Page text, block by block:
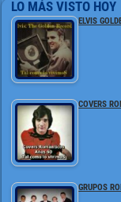
LO MÁS VISTO HOY
ELVIS
COVERS
GRUPOS